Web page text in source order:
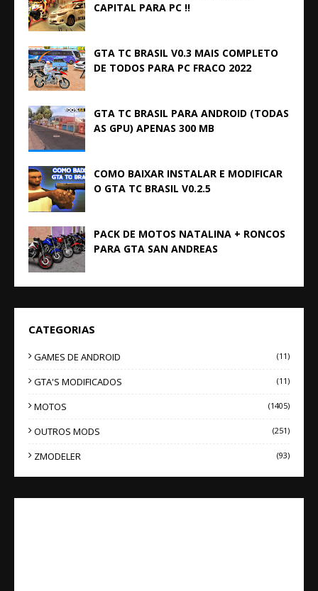
CAPITAL PARA PC !!
GTA TC BRASIL V0.3 MAIS COMPLETO
DE TODOS PARA PC FRACO 2022
GTA TC BRASIL PARA ANDROID (TODAS
AS GPU) APENAS 300 MB
COMO BAIXAR INSTALAR E MODIFICAR
O GTA TC BRASIL V0.2.5
PACK DE MOTOS NATALINA + RONCOS
PARA GTA SAN ANDREAS
CATEGORIAS
GAMES DE ANDROID (11)
GTA'S MODIFICADOS (11)
MOTOS (1405)
OUTROS MODS (251)
ZMODELER (93)